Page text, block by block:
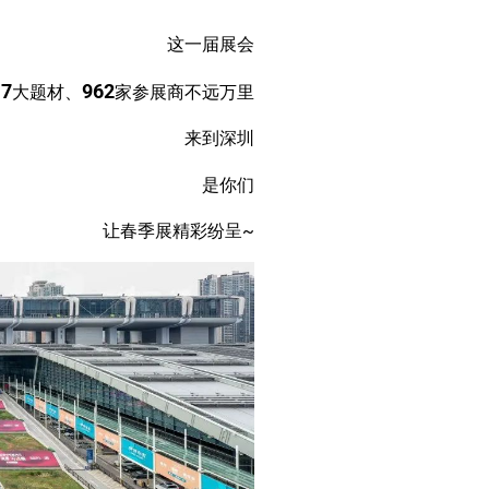
这一届展会
7大题材、 962家参展商不远万里
来到深圳
是你们
让春季展精彩纷呈~